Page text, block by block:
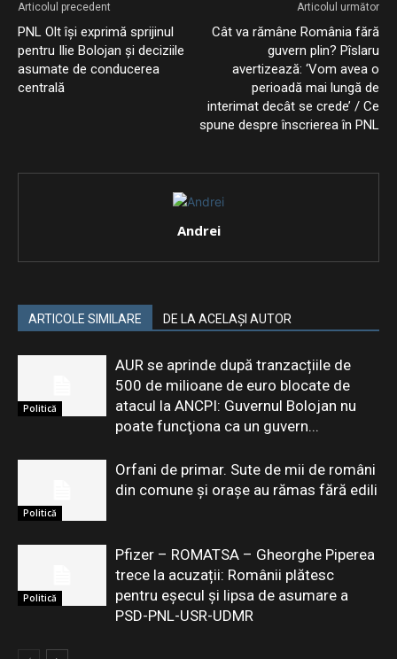
Articolul precedent
PNL Olt îşi exprimă sprijinul
pentru Ilie Bolojan şi deciziile
asumate de conducerea
centrală
Articolul următor
Cât va rămâne România fără
guvern plin? Pîslaru
avertizează: ‘Vom avea o
perioadă mai lungă de
interimat decât se crede’ / Ce
spune despre înscrierea în PNL
Andrei
ARTICOLE SIMILARE DE LA ACELAȘI AUTOR
Politică
AUR se aprinde după tranzacțiile de
500 de milioane de euro blocate de
atacul la ANCPI: Guvernul Bolojan nu
poate funcţiona ca un guvern...
Politică
Orfani de primar. Sute de mii de români
din comune și orașe au rămas fără edili
Politică
Pfizer – ROMATSA – Gheorghe Piperea
trece la acuzații: Românii plătesc
pentru eşecul şi lipsa de asumare a
PSD-PNL-USR-UDMR